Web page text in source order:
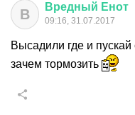
В Вредный Енот
09:16, 31.07.2017
Высадили где и
зачем тормозить